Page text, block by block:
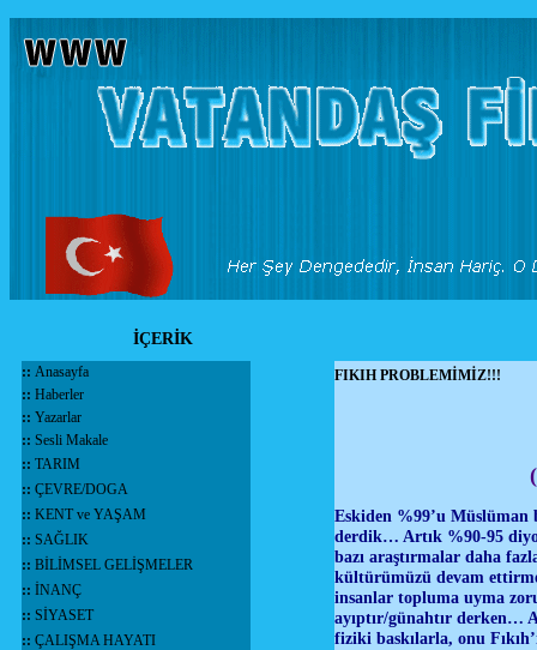
İÇERİK
:: Anasayfa
:: Haberler
:: Yazarlar
:: Sesli Makale
:: TARIM
:: ÇEVRE/DOGA
:: KENT ve YAŞAM
:: SAĞLIK
:: BİLİMSEL GELİŞMELER
:: İNANÇ
:: SİYASET
:: ÇALIŞMA HAYATI
FIKIH PROBLEMİMİZ!!!
Eskiden %99’u
derdik… Artık %90-95
bazı araştırmalar daha
kültürümüzü devam
insanlar topluma uyma
ayıptır/günahtır derken…
fiziki baskılarla, onu